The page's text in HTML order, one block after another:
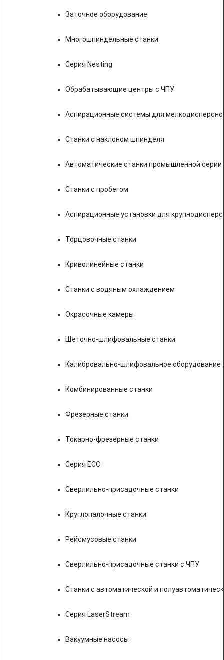
Заточное оборудование
Многошпиндельные станки
Серия Nesting
Обрабатывающие центры с ЧПУ
Аспирационные системы для
Станки с наклоном шпинделя
Автоматические станки промышленной серии
Станки с пробегом
Аспирационные установки для
Торцовочные станки
Криволинейные станки
Станки с водяным охлаждением
Окрасочные камеры
Щеточно-шлифовальные станки
Калибровально-шлифовальное оборудование
Комбинированные станки
Фрезерные станки
Токарно-фрезерные станки
Серия ECO
Сверлильно-присадочные станки
Круглопалочные станки
Рейсмусовые станки
Сверлильно-присадочные станки с ЧПУ
Станки с автоматической и
Серия LaserStream
Вакуумные насосы